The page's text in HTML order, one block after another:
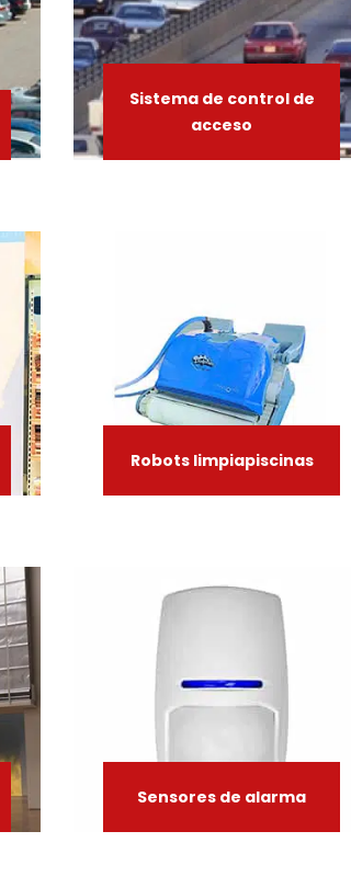
Sistema de control de
acceso
Robots limpiapiscinas
Sensores de alarma